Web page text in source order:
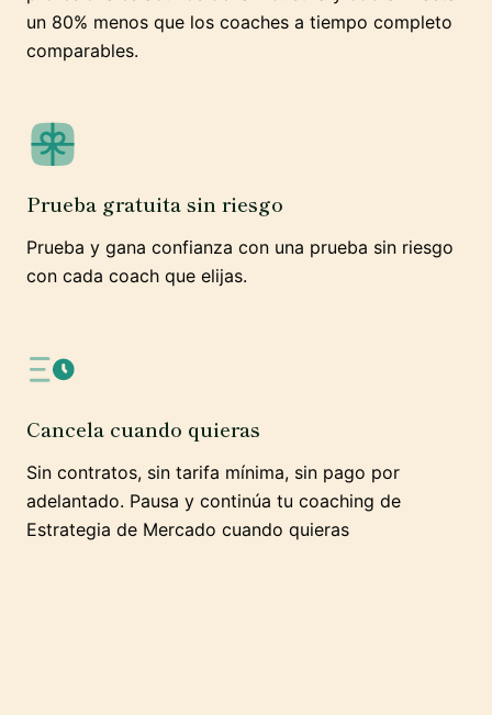
un 80% menos que los coaches a tiempo completo
comparables.
Prueba gratuita sin riesgo
Prueba y gana confianza con una prueba sin riesgo
con cada coach que elijas.
Cancela cuando quieras
Sin contratos, sin tarifa mínima, sin pago por
adelantado. Pausa y continúa tu coaching de
Estrategia de Mercado cuando quieras